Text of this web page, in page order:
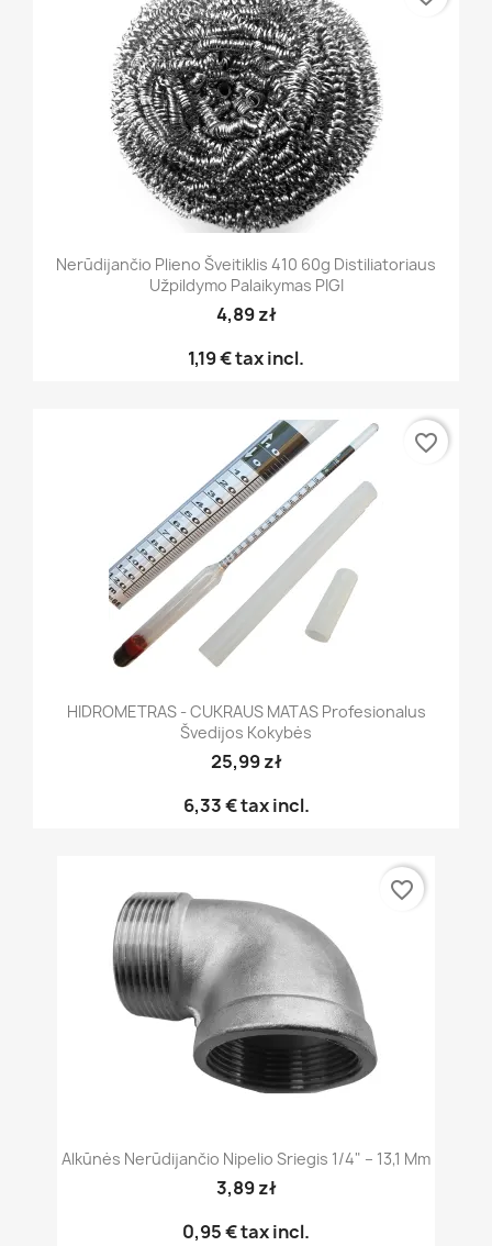
Nerūdijančio Plieno Šveitiklis 410 60g Distiliatoriaus
Užpildymo Palaikymas PIGI
4,89 zł
1,19 €tax incl.
HIDROMETRAS - CUKRAUS MATAS Profesionalus
Švedijos Kokybės
25,99 zł
6,33 €tax incl.
favorite_border
Alkūnės Nerūdijančio Nipelio Sriegis 1/4" – 13,1 Mm
3,89 zł
0,95 €tax incl.
favorite_border